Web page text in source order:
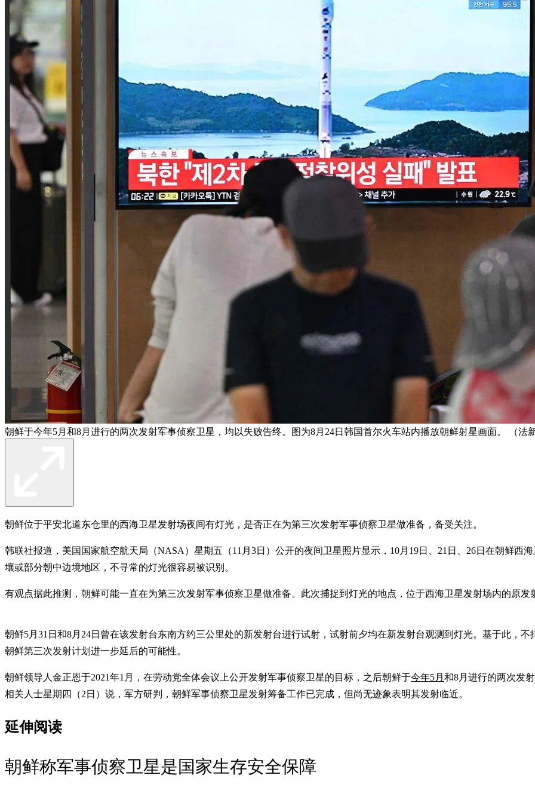
朝鲜于今年5月和8月进行的两次发射军事侦察卫星，均以失败告终。图为8月24日韩国首尔火车站内播放朝鲜射星画面。 （法
朝鲜位于平安北道东仓里的西海卫星发射场夜间有灯光，是否正在为第三次发射军事侦察卫星做准备，备受关注。
韩联社报道，美国国家航空航天局（NASA）星期五（11月3日）公开的夜间卫星照片显示，10月19日、21日、26日在朝鲜西
壤或部分朝中边境地区，不寻常的灯光很容易被识别。
有观点据此推测，朝鲜可能一直在为第三次发射军事侦察卫星做准备。此次捕捉到灯光的地点，位于西海卫星发射场内的原发
朝鲜5月31日和8月24日曾在该发射台东南方约三公里处的新发射台进行试射，试射前夕均在新发射台观测到灯光。基于此，
朝鲜第三次发射计划进一步延后的可能性。
朝鲜领导人金正恩于2021年1月，在劳动党全体会议上公开发射军事侦察卫星的目标，之后朝鲜于今年5月 和8月进行的两次发
相关人士星期四（2日）说，军方研判，朝鲜军事侦察卫星发射筹备工作已完成，但尚无迹象表明其发射临近。
延伸阅读
朝鲜称军事侦察卫星是国家生存安全保障